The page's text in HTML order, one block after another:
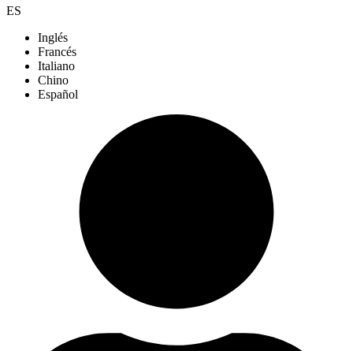
ES
Inglés
Francés
Italiano
Chino
Español